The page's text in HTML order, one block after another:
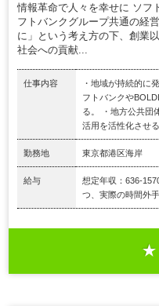
情報革命で人々を幸せに ソフ
フトバンクグループ共通の経
に」という考え方の下、創業
社会への貢献...
仕事内容
・地域が持続的に
フトバンクや
る。 ・地方公共団
活用を活性化させる
勤務地 東京都港区海岸
給与
想定年収：636-
つ、実際の時間外